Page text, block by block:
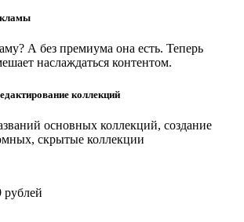
А без премиума она есть. Теперь
наслаждаться контентом.
коллекций
основных коллекций, создание
скрытые коллекции
рублей